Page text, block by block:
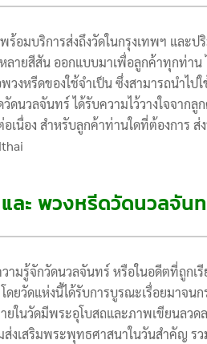
อมบริการส่งถึงวัดในกรุงเทพฯ และ
ายสีสัน ออกแบบมาเพื่อลูกค้าทุกท่าน
งหรีดของใช้จำเป็น ซึ่งสามารถนำไป
นวลจันทร์ ได้รับความไว้วางใจจากลู
เนื่อง สำหรับลูกค้าท่านใดที่ต้องการ ส่
ละ พวงหรีดวัดนวลจัน
มรู้จักวัดนวลจันทร์ หรือในอดีตที่ถูกเรี
ยวัดแห่งนี้ได้รับการบูรณะเรื่อยมาจน
ในวัดมีพระอุโบสถและภาพเขียนลวด
งเสริมพระพุทธศาสนาในวันสำคัญ รว